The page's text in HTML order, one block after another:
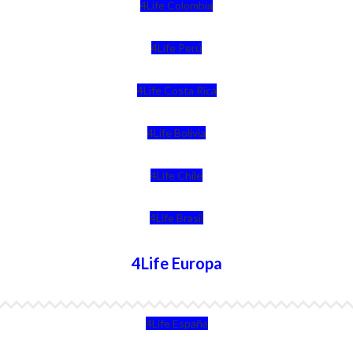
4Life Colombia
4Life Perú
4Life Costa Rica
4Life Bolivia
4Life Chile
4Life Brasil
4Life Europa
4Life España